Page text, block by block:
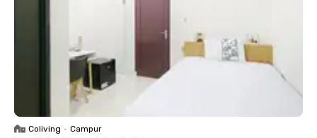
Coliving • Campur